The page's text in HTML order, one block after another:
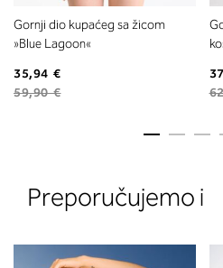
Gornji dio kupaćeg sa žicom
»Blue Lagoon«
35,94 €
59,90 €
Preporučujemo i
2.